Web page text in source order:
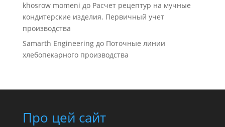
khosrow momeni до Расчет рецептур на мучные
кондитерские изделия. Первичный учет
производства
Samarth Engineeringдо Поточные линии
хлебопекарного производства
Про цей сайт